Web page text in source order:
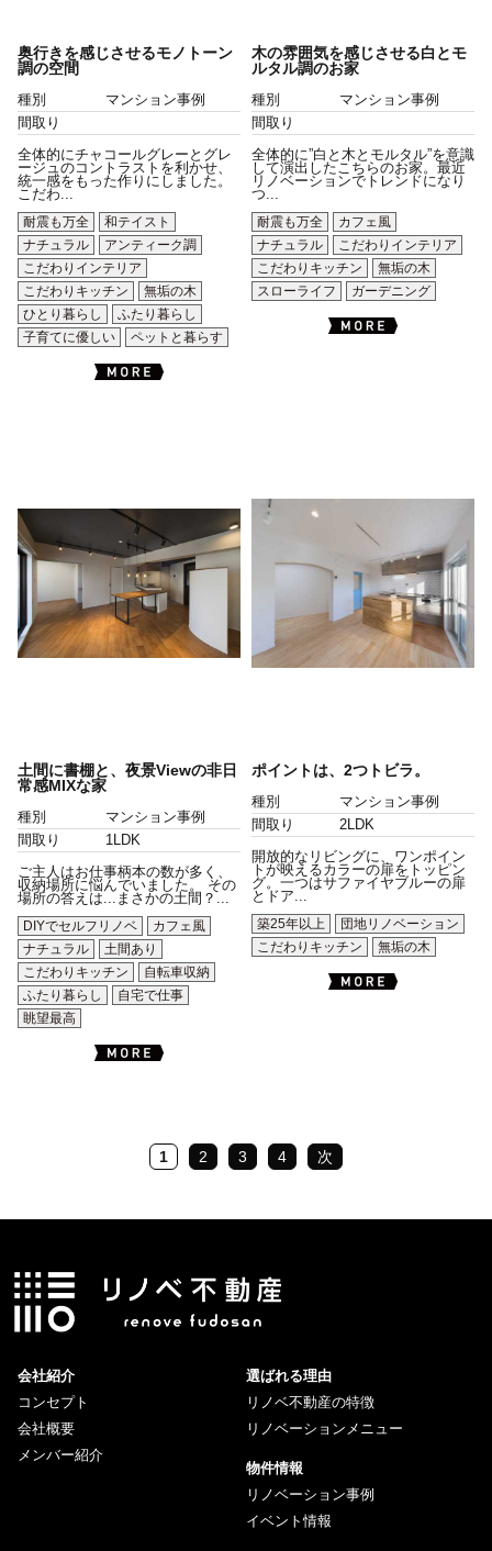
奥行きを感じさせるモノトーン
調の空間
種別
マンション事例
間取り
全体的にチャコールグレーとグレ
ージュのコントラストを利かせ、
統一感をもった作りにしました。
こだわ...
耐震も万全
和テイスト
ナチュラル
アンティーク調
こだわりインテリア
こだわりキッチン
無垢の木
ひとり暮らし
ふたり暮らし
子育てに優しい
ペットと暮らす
木の雰囲気を感じさせる白とモ
ルタル調のお家
種別
マンション事例
間取り
全体的に”白と木とモルタル”を意識
して演出したこちらのお家。最近
リノベーションでトレンドになり
つ...
耐震も万全
カフェ風
ナチュラル
こだわりインテリア
こだわりキッチン
無垢の木
スローライフ
ガーデニング
土間に書棚と、夜景Viewの非日
常感MIXな家
種別
マンション事例
間取り
1LDK
ご主人はお仕事柄本の数が多く、
収納場所に悩んでいました。 その
場所の答えは...まさかの土間？...
DIYでセルフリノベ
カフェ風
ナチュラル
土間あり
こだわりキッチン
自転車収納
ふたり暮らし
自宅で仕事
眺望最高
ポイントは、2つトビラ。
種別
マンション事例
間取り
2LDK
開放的なリビングに、ワンポイン
トが映えるカラーの扉をトッピン
グ。一つはサファイヤブルーの扉
とドア...
築25年以上
団地リノベーション
こだわりキッチン
無垢の木
1 2 3 4 次
会社紹介
コンセプト
会社概要
メンバー紹介
選ばれる理由
リノベ不動産の特徴
リノベーションメニュー
物件情報
リノベーション事例
イベント情報